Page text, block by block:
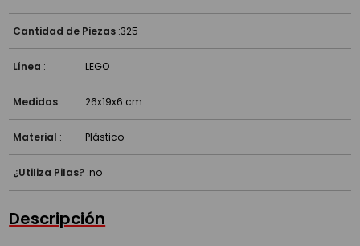
Cantidad de Piezas :325
Línea : LEGO
Medidas : 26x19x6 cm.
Material : Plástico
¿Utiliza Pilas? :no
Descripción